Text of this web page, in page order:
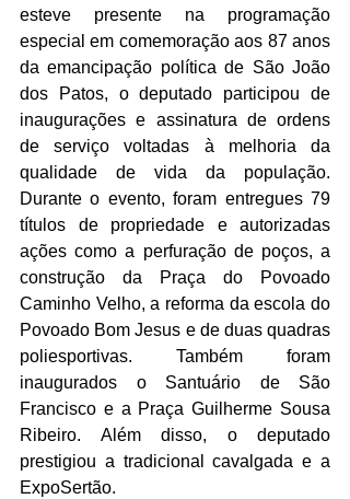
esteve presente na programação
especial em comemoração aos 87 anos
da emancipação política de São João
dos Patos, o deputado participou de
inaugurações e assinatura de ordens
de serviço voltadas à melhoria da
qualidade de vida da população.
Durante o evento, foram entregues 79
títulos de propriedade e autorizadas
ações como a perfuração de poços, a
construção da Praça do Povoado
Caminho Velho, a reforma da escola do
Povoado Bom Jesus e de duas quadras
poliesportivas. Também foram
inaugurados o Santuário de São
Francisco e a Praça Guilherme Sousa
Ribeiro. Além disso, o deputado
prestigiou a tradicional cavalgada e a
ExpoSertão.